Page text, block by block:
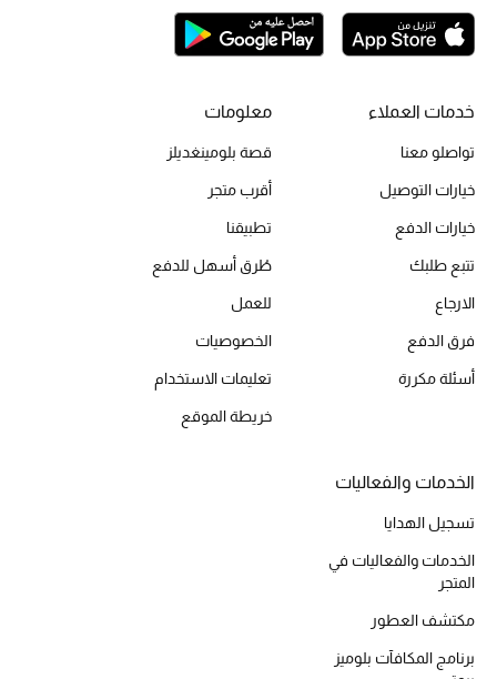
الحقائب
الحقائب النسائية
دليل ملتزمات الحقائب
أبرز المصممين
تسوقوا الحقائب
خدمات العملاء
تواصلو معنا
خيارات التوصيل
خيارات الدفع
تتبع طلبك
الارجاع
فرق الدفع
أسئلة مكررة
معلومات
قصة بلومينغديلز
أقرب متجر
تطبيقنا
طُرق أسهل للدفع
للعمل
الخصوصيات
تعليمات الاستخدام
خريطة الموقع
الخدمات والفعاليات
تسجيل الهدايا
الخدمات والفعاليات في
المتجر
مكتشف العطور
برنامج المكافآت بلوميز